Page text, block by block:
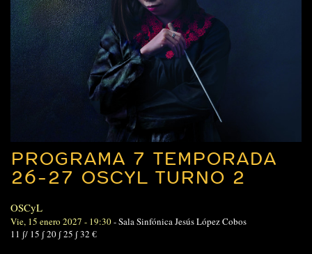
PROGRAMA 7 TEMPORADA
26-27 OSCYL TURNO 2
OSCyL
Vie, 15 enero 2027 - 19:30-Sala Sinfónica Jesús López Cobos
11 ∫/ 15 ∫ 20 ∫ 25 ∫ 32 €